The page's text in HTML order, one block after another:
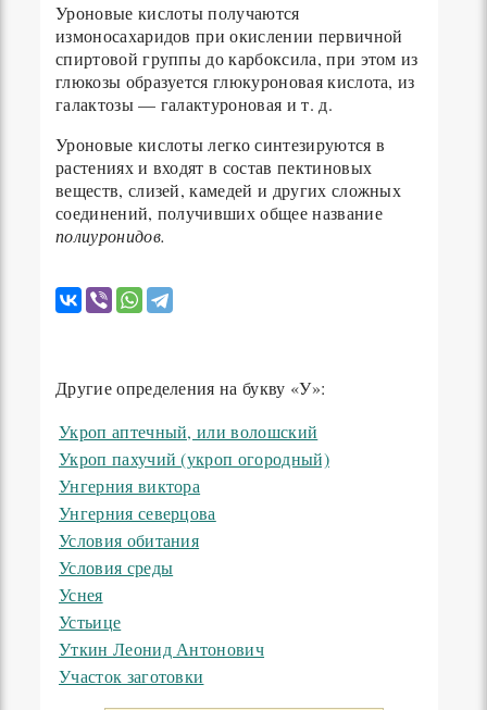
Уроновые кислоты получаются
измоносахаридов при окислении первичной
спиртовой группы до карбоксила, при этом из
глюкозы образуется глюкуроновая кислота, из
галактозы — галактуроновая и т. д.
Уроновые кислоты легко синтезируются в
растениях и входят в состав пектиновых
веществ, слизей, камедей и других сложных
соединений, получивших общее название
полиуронидов.
Другие определения на букву «У»:
Укроп аптечный, или волошский
Укроп пахучий (укроп огородный)
Унгерния виктора
Унгерния северцова
Условия обитания
Условия среды
Уснея
Устьице
Уткин Леонид Антонович
Участок заготовки